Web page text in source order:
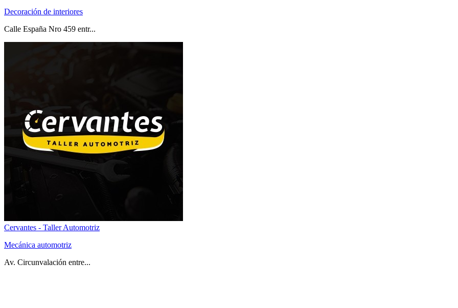
Decoración de interiores
Calle España Nro 459 entr...
Cervantes - Taller Automotriz
Mecánica automotriz
Av. Circunvalación entre...